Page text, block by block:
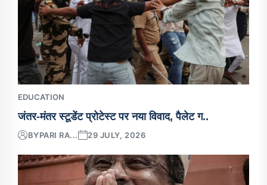
EDUCATION
जंतर-मंतर स्टूडेंट प्रोटेस्ट पर नया विवाद, पैलेट ग..
BYPARI RA... 29 JULY, 2026